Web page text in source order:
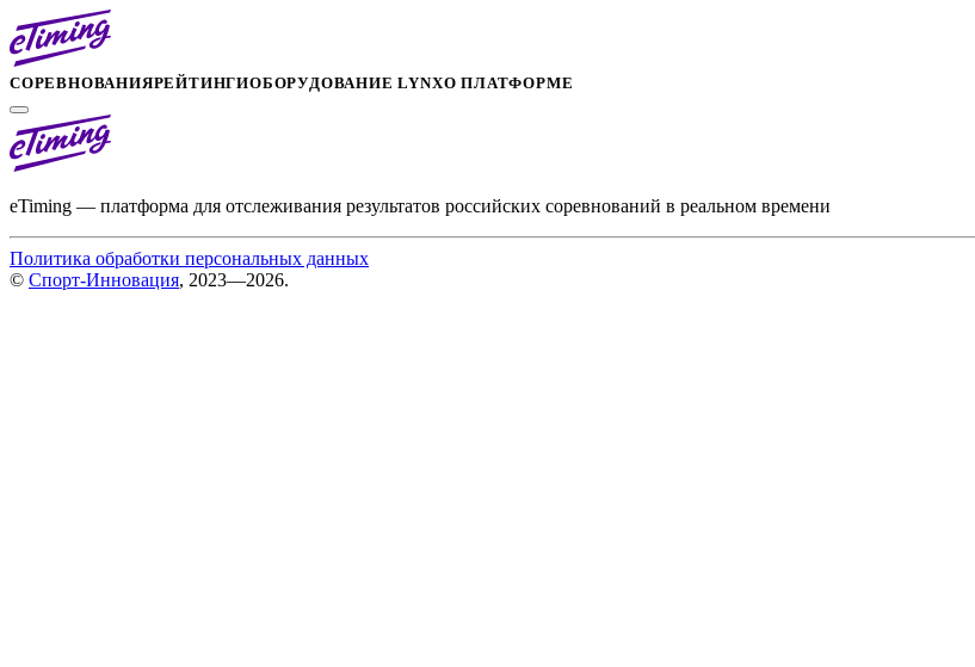
СОРЕВНОВАНИЯРЕЙТИНГИОБОРУДОВАНИЕ LYNXО ПЛАТФОРМЕ
eTiming — платформа для отслеживания результатов российских соревнований в реальном времени
Политика обработки персональных данных
© Спорт-Инновация, 2023—2026.